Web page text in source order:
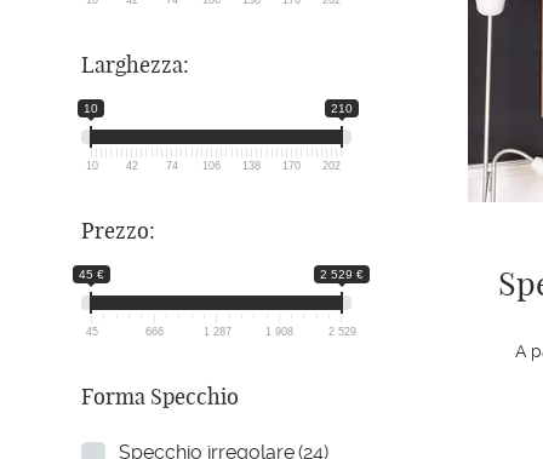
A
Larghezza:
10 210
10 42 74 106 138 170 202
Prezzo:
45 € 2 529 €
45 666 1 287 1 908 2 529
Forma Specchio
Specchio irregolare(24)